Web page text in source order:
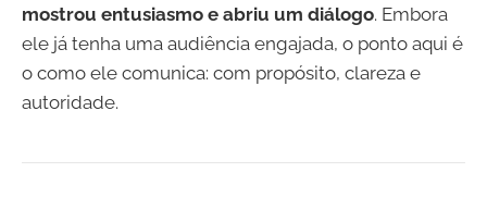
mostrou entusiasmo e abriu um diálogo. Embora
ele já tenha uma audiência engajada, o ponto aqui é
o como ele comunica: com propósito, clareza e
autoridade.